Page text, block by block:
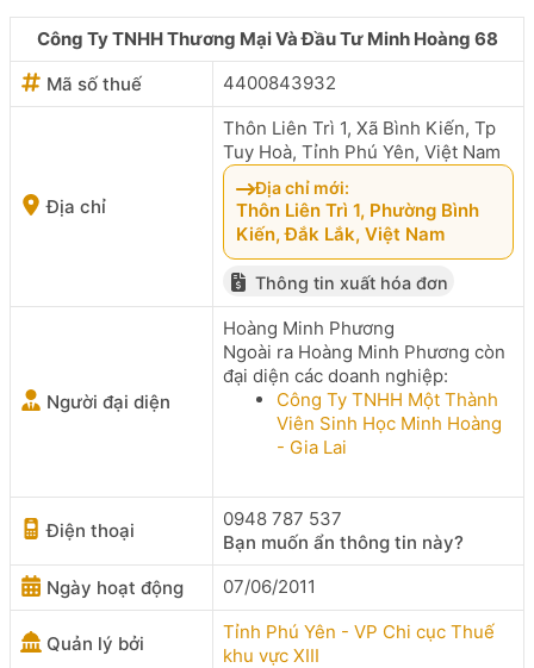
Công Ty TNHH Thương Mại Và Đầu Tư Minh Hoàng 68
Mã số thuế
4400843932
Địa chỉ
Thôn Liên Trì 1, Xã Bình Kiến, Tp
Tuy Hoà, Tỉnh Phú Yên, Việt Nam
Địa chỉ mới:
Thôn Liên Trì 1, Phường Bình
Kiến, Đắk Lắk, Việt Nam
Thông tin xuất hóa đơn
Người đại diện
Hoàng Minh Phương
Ngoài ra Hoàng Minh Phương còn
đại diện các doanh nghiệp:
Công Ty TNHH Một Thành
Viên Sinh Học Minh Hoàng
- Gia Lai
Điện thoại
0948 787 537
Bạn muốn ẩn thông tin này?
Ngày hoạt động
07/06/2011
Quản lý bởi
Tỉnh Phú Yên - VP Chi cục Thuế
khu vực XIII